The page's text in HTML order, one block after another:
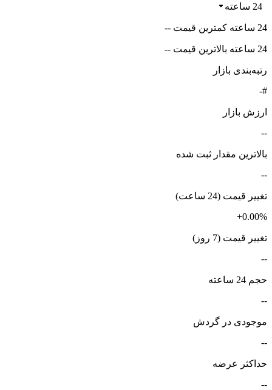
24 ساعته
24 ساعته کمترین قیمت --
24 ساعته بالاترین قیمت --
رتبه‌بندی بازار
#-
ارزش بازار
--
بالاترین مقدار ثبت شده
--
تغییر قیمت (24 ساعت)
+0.00%
تغییر قیمت (7 روز)
--
حجم 24 ساعته
--
موجودی در گردش
--
حداکثر عرضه
--